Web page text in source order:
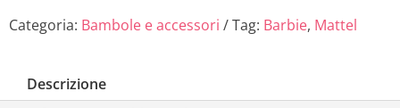
Categoria: Bambole e accessori Tag: Barbie, Mattel
Descrizione